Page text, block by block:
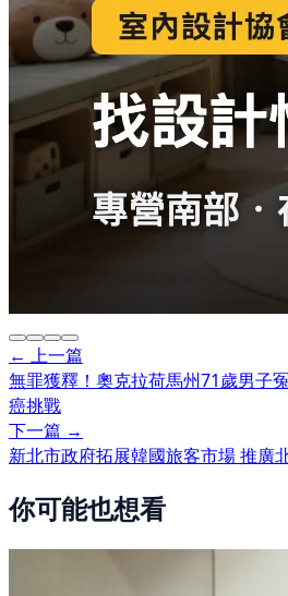
← 上一篇
無罪獲釋！奧克拉荷馬州71歲男子
癌挑戰
下一篇 →
新北市政府拓展韓國旅客市場 推廣
你可能也想看